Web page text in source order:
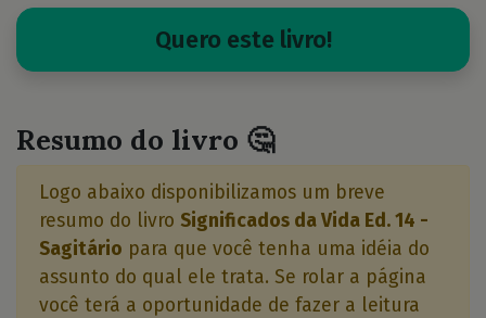
Quero este livro!
Resumo do livro 🤔
Logo abaixo disponibilizamos um breve
resumo do livro Significados da Vida Ed. 14 -
Sagitário para que você tenha uma idéia do
assunto do qual ele trata. Se rolar a página
você terá a oportunidade de fazer a leitura